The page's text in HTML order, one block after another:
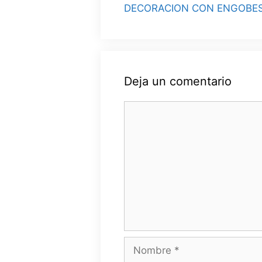
DECORACION CON
Deja un comentario
Nombre